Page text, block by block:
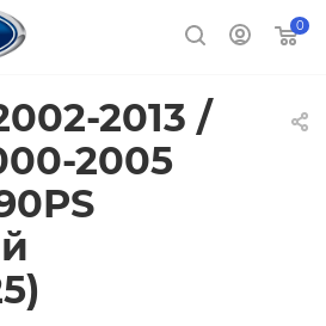
0
2013 /
2005